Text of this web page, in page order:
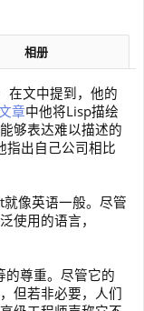
相册
在文中提到，他的
章中他将Lisp描绘
够表达难以描述的
指出自己公司相比
像英语一般。尽管
使用的语言，
的尊重。尽管它的
但若非必要，人们